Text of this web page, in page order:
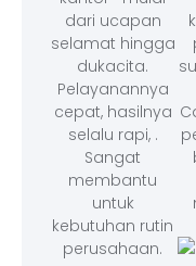
dari ucapan
selamat hingga
dukacita.
Pelayanannya
cepat, hasilnya
selalu rapi, .
Sangat
membantu
untuk
kebutuhan rutin
perusahaan.